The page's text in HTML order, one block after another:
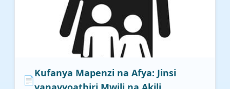
📄
Kufanya Mapenzi na Afya: Jinsi